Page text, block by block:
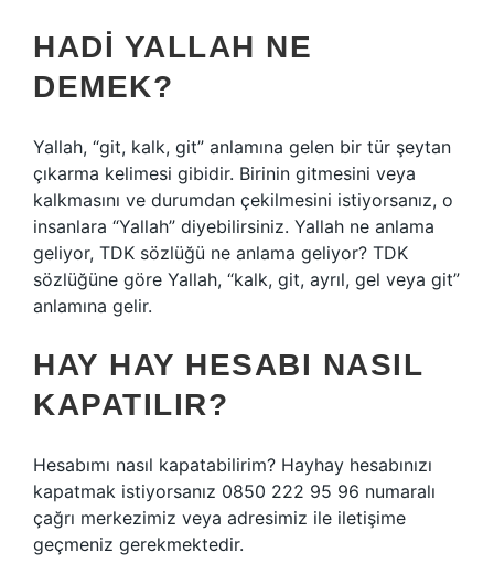
HADI YALLAH NE
DEMEK?
Yallah, “git, kalk, git” anlamına gelen bir tür şeytan
çıkarma kelimesi gibidir. Birinin gitmesini veya
kalkmasını ve durumdan çekilmesini istiyorsanız, o
insanlara “Yallah” diyebilirsiniz. Yallah ne anlama
geliyor, TDK sözlüğü ne anlama geliyor? TDK
sözlüğüne göre Yallah, “kalk, git, ayrıl, gel veya git”
anlamına gelir.
HAY HAY HESABI NASIL
KAPATILIR?
Hesabımı nasıl kapatabilirim? Hayhay hesabınızı
kapatmak istiyorsanız 0850 222 95 96 numaralı
çağrı merkezimiz veya adresimiz ile iletişime
geçmeniz gerekmektedir.